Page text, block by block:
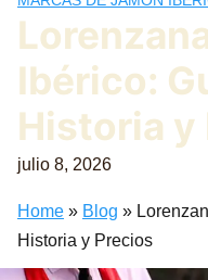
Ibérico:
Historia y
julio 8, 2026
Home » Blog »
Historia y Precios